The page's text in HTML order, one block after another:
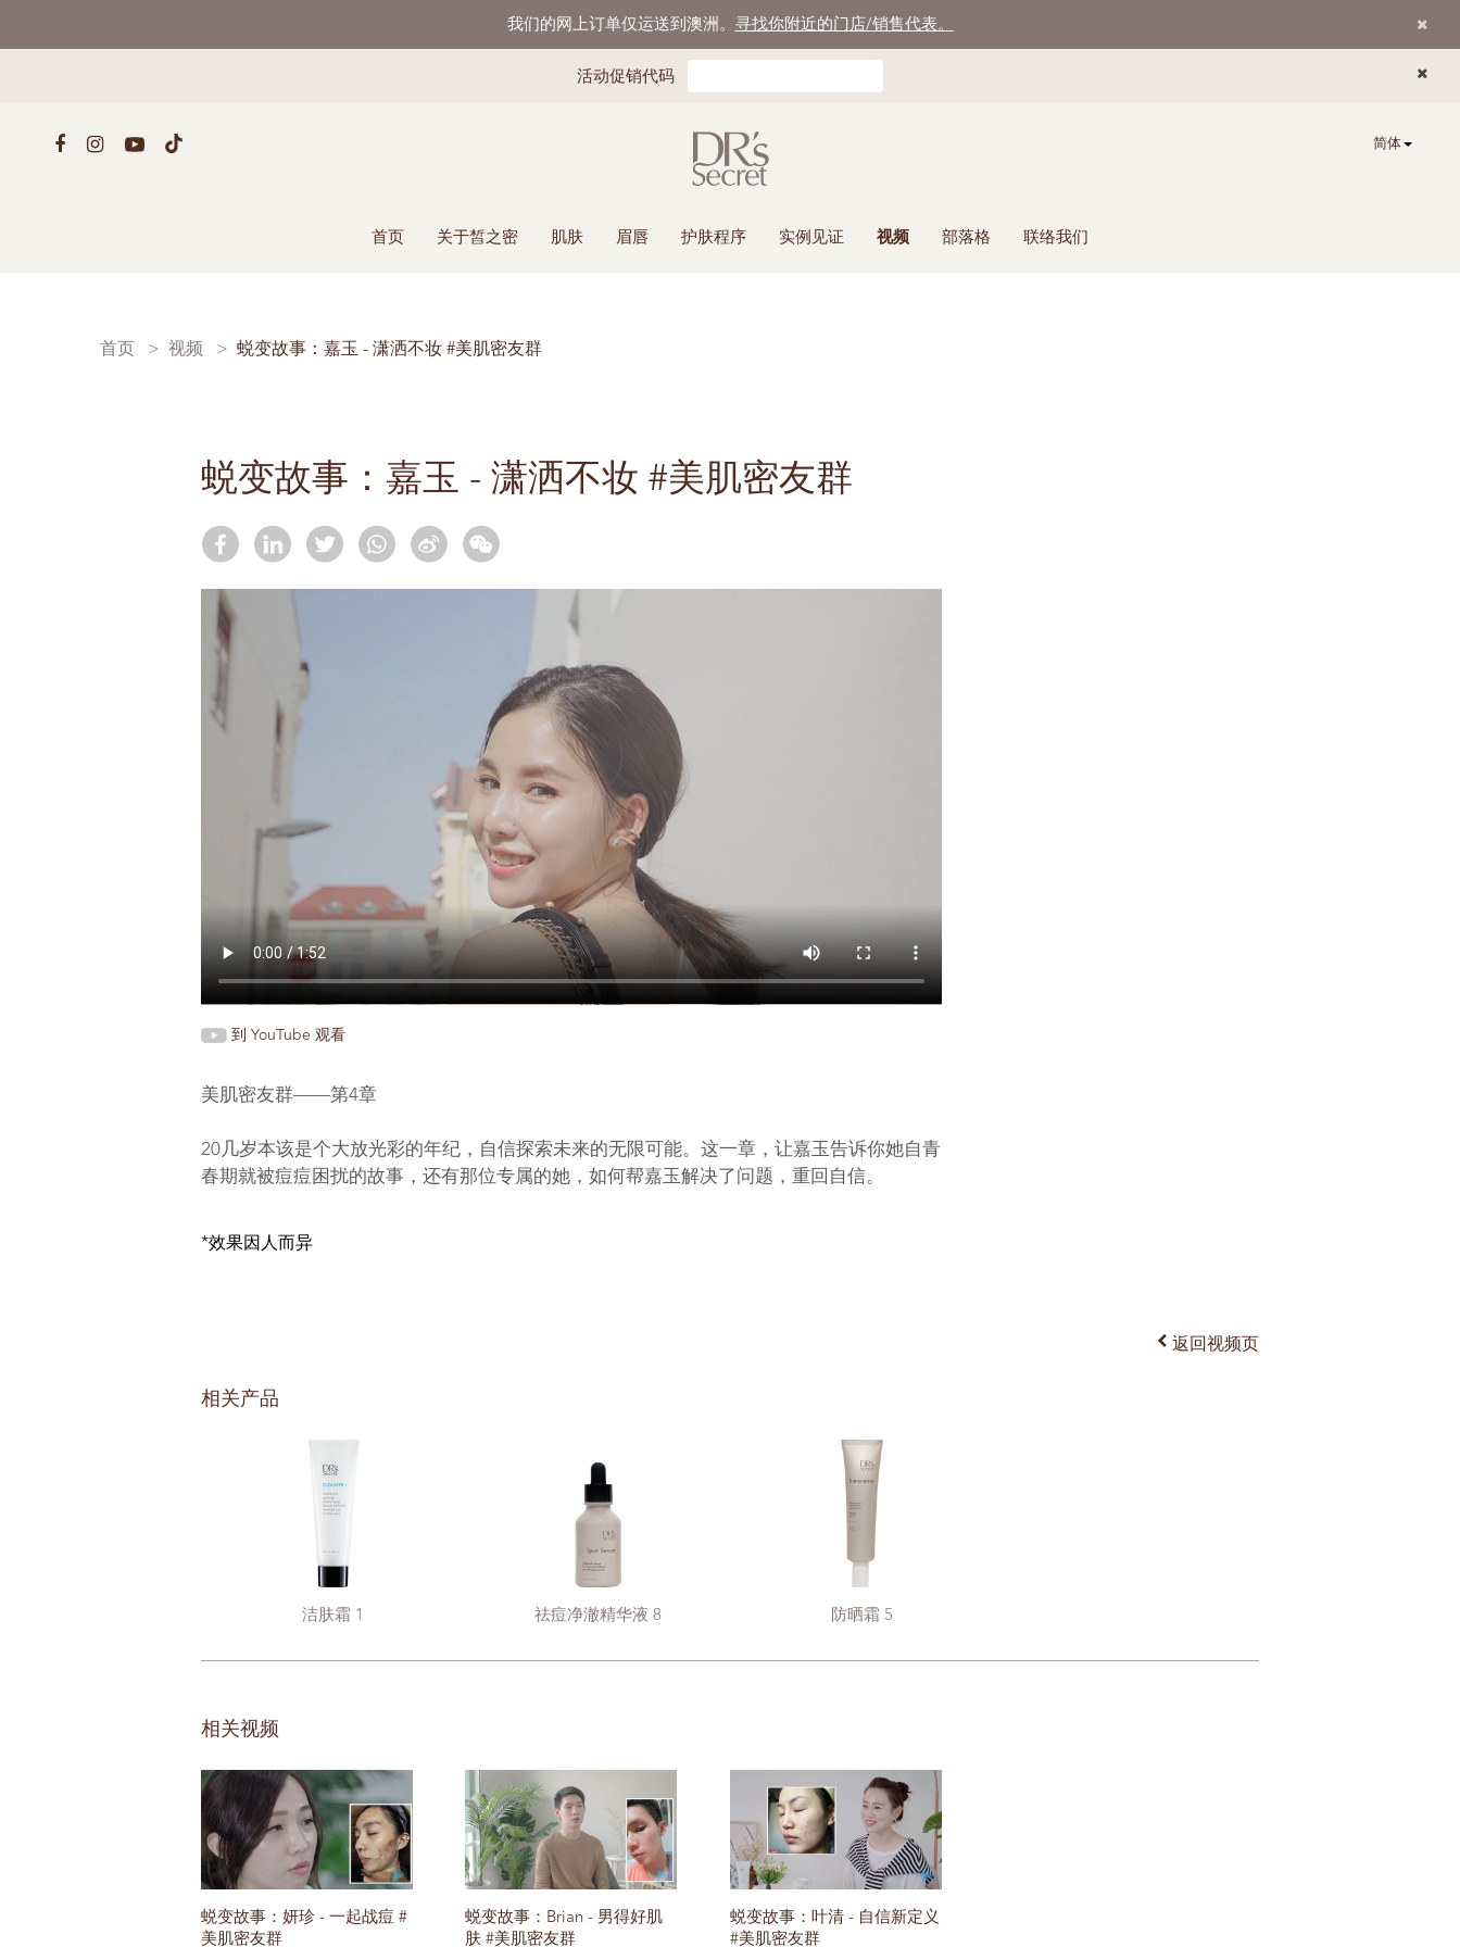
我们的网上订单仅运送到澳洲。 寻找你附近的门店/销售代表。
活动促销代码
简体
首页 关于皙之密 肌肤 眉唇 护肤程序 实例见证 视频 部落格 联络我们
首页 视频 蜕变故事：嘉玉 - 潇洒不妆 #美肌密友群
蜕变故事：嘉玉 - 潇洒不妆 #美肌密友群
到 YouTube 观看
美肌密友群——第4章
20几岁本该是个大放光彩的年纪，自信探索未来的无限可能。这一章，让嘉玉告诉你她自青
春期就被痘痘困扰的故事，还有那位专属的她，如何帮嘉玉解决了问题，重回自信。
*效果因人而异
返回视频页
相关产品
洁肤霜 1 祛痘净澈精华液 8 防晒霜 5
相关视频
蜕变故事：妍珍 - 一起战痘 #
美肌密友群
蜕变故事：Brian - 男得好肌
肤 #美肌密友群
蜕变故事：叶清 - 自信新定义
#美肌密友群